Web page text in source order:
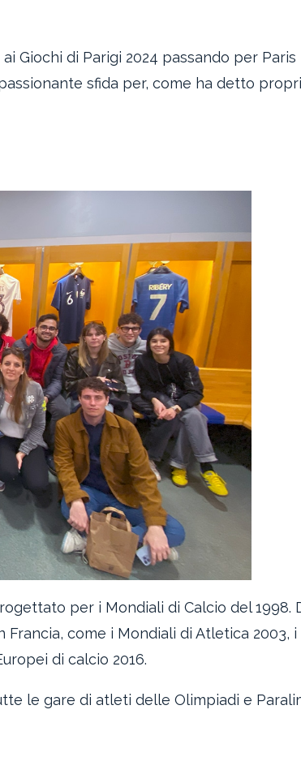
Giochi di Parigi 2024 passando per Paris
sfida per, come ha detto
per i Mondiali di Calcio del 1998.
come i Mondiali di Atletica 2003, i
di calcio 2016.
le gare di atleti delle Olimpiadi e